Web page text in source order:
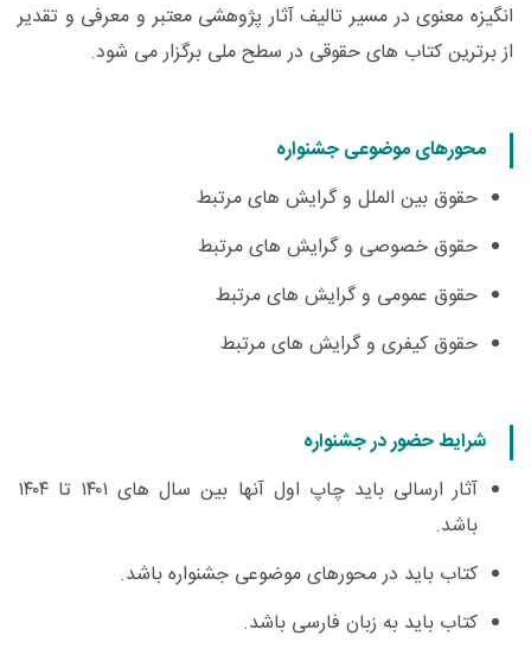
انگیزه معنوی در مسیر تالیف آثار پژوهشی معتبر و معرفی و تقدیر
از برترین کتاب های حقوقی در سطح ملی برگزار می شود.
محورهای موضوعی جشنواره
حقوق بین الملل و گرایش های مرتبط
حقوق خصوصی و گرایش های مرتبط
حقوق عمومی و گرایش های مرتبط
حقوق کیفری و گرایش های مرتبط
شرایط حضور در جشنواره
آثار ارسالی باید چاپ اول آنها بین سال های ۱۴۰۱ تا ۱۴۰۴
باشد.
کتاب باید در محورهای موضوعی جشنواره باشد.
کتاب باید به زبان فارسی باشد.